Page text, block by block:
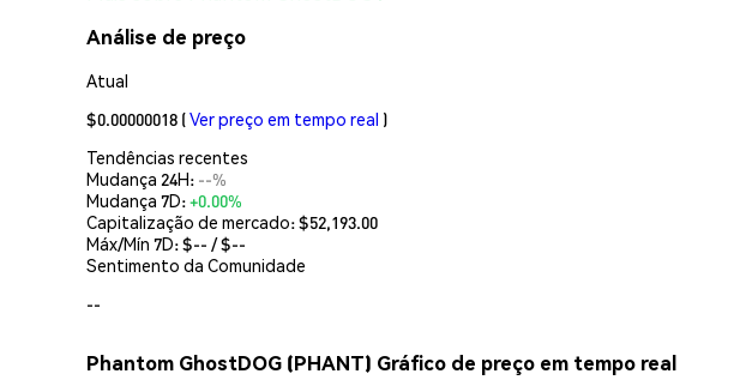
Análise de preço
Atual
$0.00000018 (Ver preço em tempo real )
Tendências recentes
Mudança 24H: --%
Mudança 7D:+0.00%
Capitalização de mercado:$52,193.00
Máx/Mín 7D: $-- / $--
Sentimento da Comunidade
--
Phantom GhostDOG (PHANT) Gráfico de preço em tempo real